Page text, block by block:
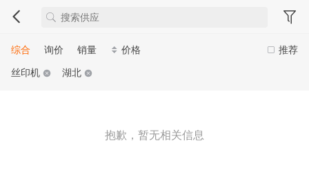
推荐
综合 询价 销量
价格
丝印机
湖北
抱歉，暂无相关信息